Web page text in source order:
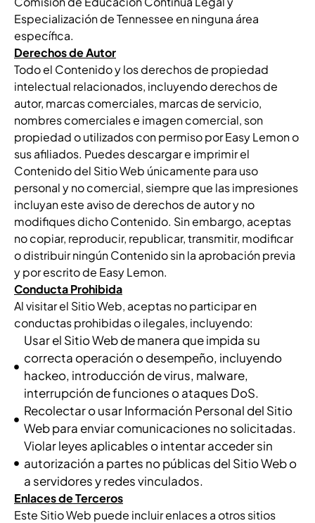
Especialización de Tennessee en ninguna área
específica.
Derechos de Autor
Todo el Contenido y los derechos de propiedad
intelectual relacionados, incluyendo derechos de
autor, marcas comerciales, marcas de servicio,
nombres comerciales e imagen comercial, son
propiedad o utilizados con permiso por Easy Lemon o
sus afiliados. Puedes descargar e imprimir el
Contenido del Sitio Web únicamente para uso
personal y no comercial, siempre que las impresiones
incluyan este aviso de derechos de autor y no
modifiques dicho Contenido. Sin embargo, aceptas
no copiar, reproducir, republicar, transmitir, modificar
o distribuir ningún Contenido sin la aprobación previa
y por escrito de Easy Lemon.
Conducta Prohibida
Al visitar el Sitio Web, aceptas no participar en
conductas prohibidas o ilegales, incluyendo:
Usar el Sitio Web de manera que impida su
correcta operación o desempeño, incluyendo
hackeo, introducción de virus, malware,
interrupción de funciones o ataques DoS.
Recolectar o usar Información Personal del Sitio
Web para enviar comunicaciones no solicitadas.
Violar leyes aplicables o intentar acceder sin
autorización a partes no públicas del Sitio Web o
a servidores y redes vinculados.
Enlaces de Terceros
Este Sitio Web puede incluir enlaces a otros sitios